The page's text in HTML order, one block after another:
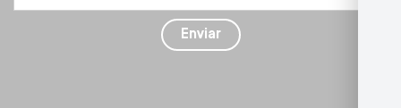
com
Enviar